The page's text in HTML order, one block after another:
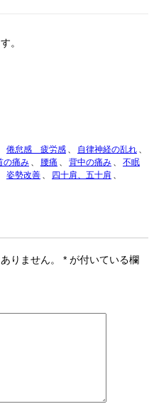
。
倦怠感 疲労感 自律神経の乱れ
痛み 腰痛 背中の痛み
不眠
姿勢改善 四十肩、五十肩
りません。 * が付いている欄